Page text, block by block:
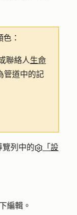
：
聯絡人生命
管道中的記
覽列中的
「設
編輯 。